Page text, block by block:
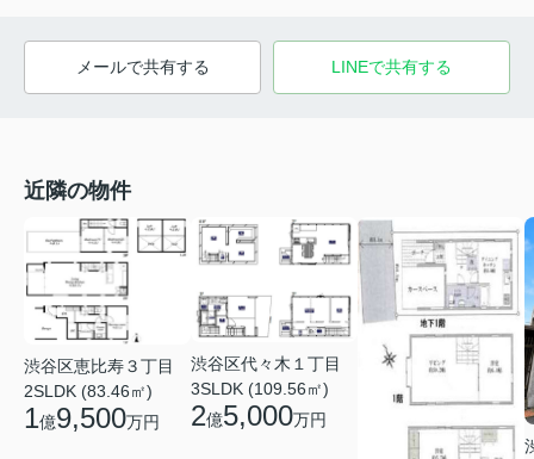
メールで共有する LINEで共有する
近隣の物件
渋谷区恵比寿３丁目
2SLDK (83.46㎡)
1億9,500万円
渋谷区代々木１丁目
3SLDK (109.56㎡)
2億5,000万円